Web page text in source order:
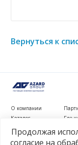
Вернуться к
О компании
Каталог
Новости
Видеообзоры
Где
Продолжая
согласие на